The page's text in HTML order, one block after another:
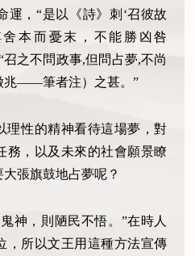
運，“是以《詩》刺‘召彼故
本而憂末，不能勝凶咎
之不問政事,但問占夢,不尚
兆——筆者注）之甚。”
理性的精神看待這場夢，對
務，以及未來的社會願景瞭
張旗鼓地占夢呢？
神，則陋民不悟。”在時人
，所以文王用這種方法宣傳